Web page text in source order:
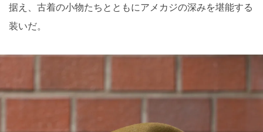
据え、古着の小物たちとともにアメカジの深みを堪能する
装いだ。